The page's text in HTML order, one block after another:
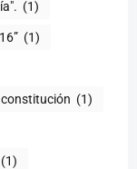
(1)
(1)
constitución (1)
(1)